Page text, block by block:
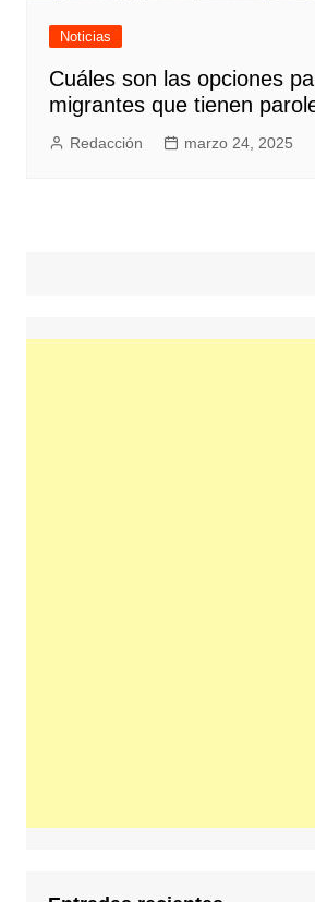
Noticias
Cuáles son las opciones
migrantes que tienen
Redacción marzo 24, 2025